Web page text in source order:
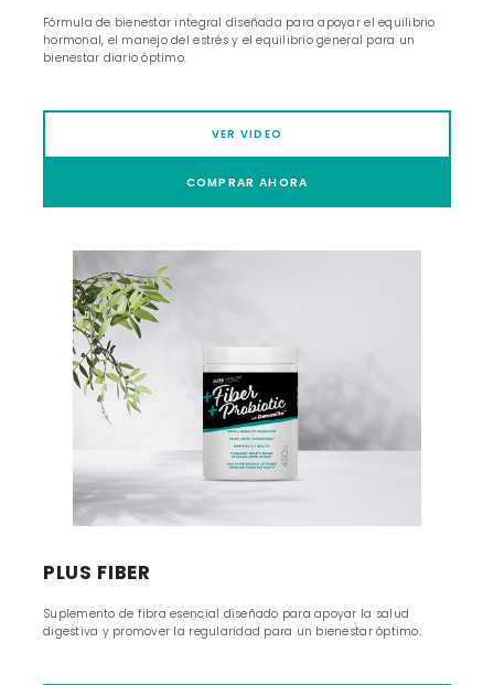
Fórmula de bienestar integral diseñada para apoyar el equilibrio
hormonal, el manejo del estrés y el equilibrio general para un
bienestar diario óptimo.
VER VIDEO
COMPRAR AHORA
PLUS FIBER
Suplemento de fibra esencial diseñado para apoyar la salud
digestiva y promover la regularidad para un bienestar óptimo.